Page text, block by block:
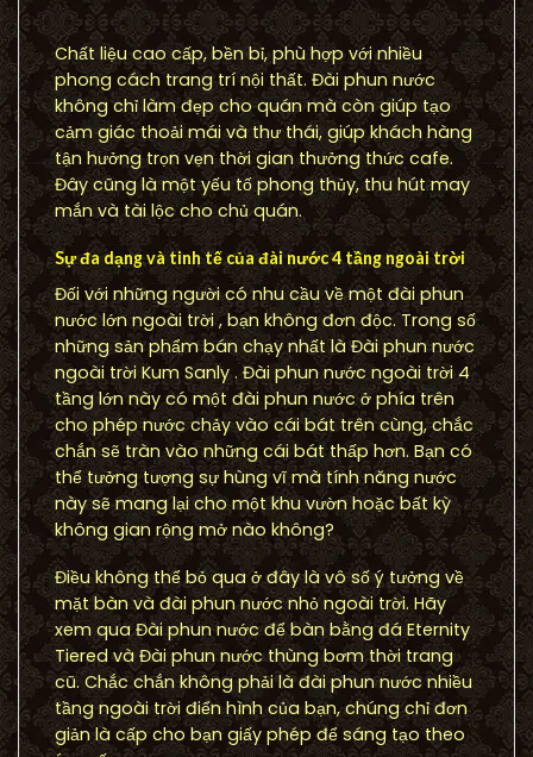
Chất liệu cao cấp, bền bỉ, phù hợp với nhiều
phong cách trang trí nội thất. Đài phun nước
không chỉ làm đẹp cho quán mà còn giúp tạo
cảm giác thoải mái và thư thái, giúp khách hàng
tận hưởng trọn vẹn thời gian thưởng thức cafe.
Đây cũng là một yếu tố phong thủy, thu hút may
mắn và tài lộc cho chủ quán.
Sự đa dạng và tinh tế của đài nước 4 tầng ngoài trời
Đối với những người có nhu cầu về một đài phun
nước lớn ngoài trời , bạn không đơn độc. Trong số
những sản phẩm bán chạy nhất là Đài phun nước
ngoài trời Kum Sanly . Đài phun nước ngoài trời 4
tầng lớn này có một đài phun nước ở phía trên
cho phép nước chảy vào cái bát trên cùng, chắc
chắn sẽ tràn vào những cái bát thấp hơn. Bạn có
thể tưởng tượng sự hùng vĩ mà tính năng nước
này sẽ mang lại cho một khu vườn hoặc bất kỳ
không gian rộng mở nào không?
Điều không thể bỏ qua ở đây là vô số ý tưởng về
mặt bàn và đài phun nước nhỏ ngoài trời. Hãy
xem qua Đài phun nước để bàn bằng đá Eternity
Tiered và Đài phun nước thùng bơm thời trang
cũ. Chắc chắn không phải là đài phun nước nhiều
tầng ngoài trời điển hình của bạn, chúng chỉ đơn
giản là cấp cho bạn giấy phép để sáng tạo theo